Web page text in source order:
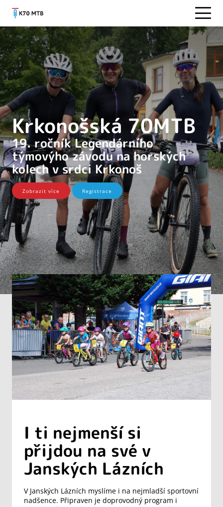
Krkonošská 70MTB
19. ročník Legendárního
týmovýho závodu na horských
kolech v srdci Krkonoš
Zobrazit více Registrace
I ti nejmenší si
přijdou na své v
Janských Lázních
V Janských Lázních myslíme i na nejmladší sportovní
nadšence. Připraven je doprovodný program i